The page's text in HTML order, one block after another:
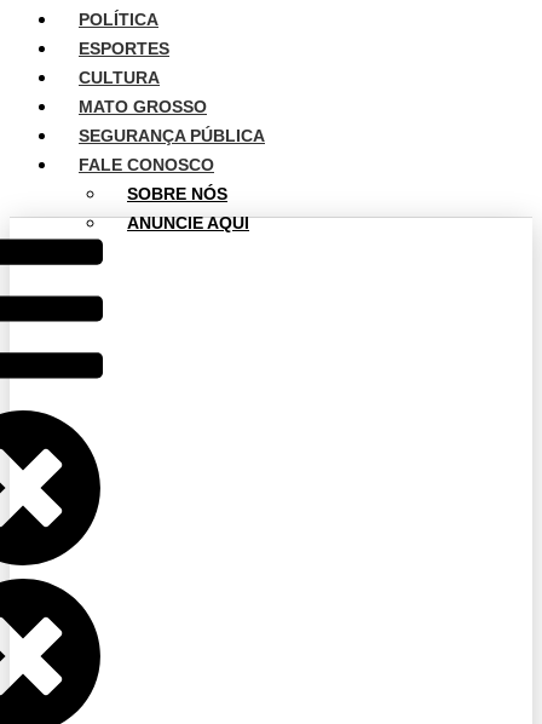
POLÍTICA
ESPORTES
CULTURA
MATO GROSSO
SEGURANÇA PÚBLICA
FALE CONOSCO
SOBRE NÓS
ANUNCIE AQUI